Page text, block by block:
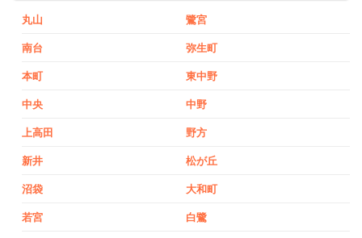
丸山 鷺宮
南台 弥生町
本町 東中野
中央 中野
上高田 野方
新井 松が丘
沼袋 大和町
若宮 白鷺